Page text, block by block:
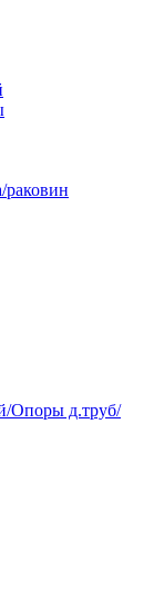
раковин
Опоры д.труб/